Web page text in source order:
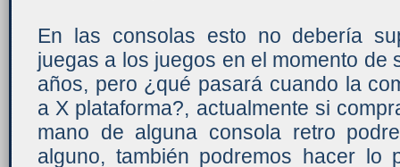
En las consolas esto no debería
juegas a los juegos en el momento de
años, pero ¿qué pasará cuando la
a X plataforma?, actualmente si
mano de alguna consola retro
alguno, también podremos hacer lo